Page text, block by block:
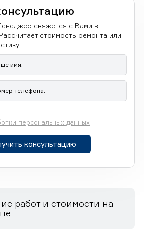
свяжется с Вами в
стоимость ремонта или
персональных данных
консультацию
работ и стоимости на